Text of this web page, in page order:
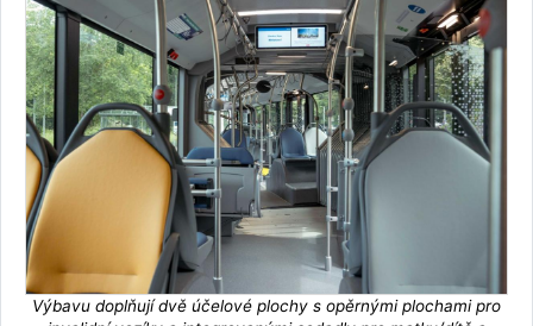
Výbavu doplňují dvě účelové plochy s opěrnými plochami pro